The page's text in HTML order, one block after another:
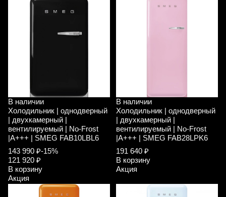
В наличии
Холодильник | однодверный
| двухкамерный |
вентилируемый | No-Frost
|A+++ | SMEG FAB10LBL6
143 990 ₽-15%
121 920 ₽
В корзину
Акция
В наличии
Холодильник | однодверный
| двухкамерный |
вентилируемый | No-Frost
|A+++ | SMEG FAB28LPK6
191 640 ₽
В корзину
Акция